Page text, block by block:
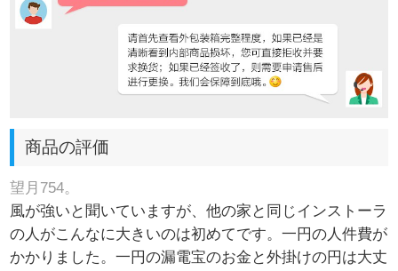
商品の評価
望月754。
風が強いと聞いていますが、他の家と同じインストーラ
の人がこんなに大きいのは初めてです。一円の人件費が
かかりました。一円の漏電宝のお金と外掛けの円は大丈